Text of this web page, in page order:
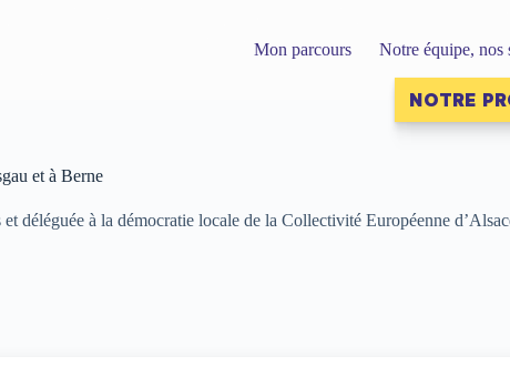
Mon parcours Notre équipe, nos
NOTRE
et à Berne
déléguée à la démocratie locale de la Collectivité Européenne